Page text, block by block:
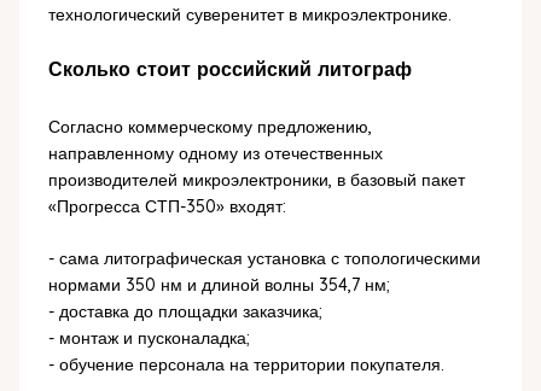
технологический суверенитет в микроэлектронике.
Сколько стоит российский литограф
Согласно коммерческому предложению,
направленному одному из отечественных
производителей микроэлектроники, в базовый пакет
«Прогресса СТП-350» входят:
- сама литографическая установка с топологическими
нормами 350 нм и длиной волны 354,7 нм;
- доставка до площадки заказчика;
- монтаж и пусконаладка;
- обучение персонала на территории покупателя.